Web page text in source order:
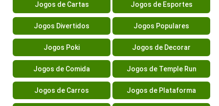
Jogos de Cartas Jogos de Esportes
Jogos Divertidos Jogos Populares
Jogos Poki Jogos de Decorar
Jogos de Comida Jogos de Temple Run
Jogos de Carros Jogos de Plataforma